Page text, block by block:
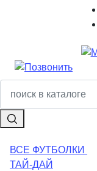
ВСЕ ФУТБОЛКИ
ТАЙ-ДАЙ